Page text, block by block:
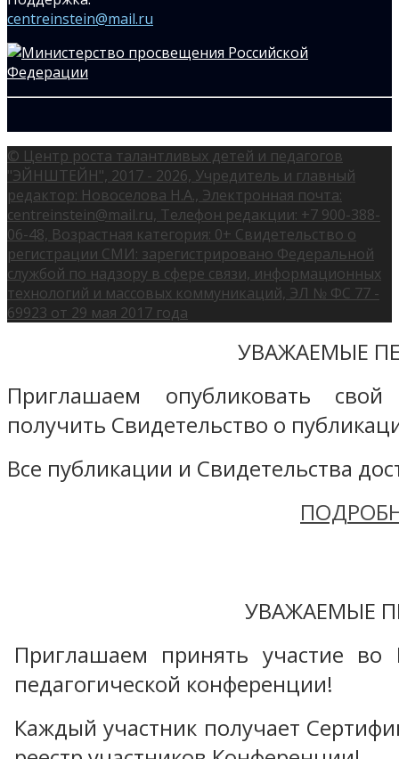
centreinstein@mail.ru
© Центр роста талантливых детей и педагогов
"ЭЙНШТЕЙН", 2017 - 2026, Учредитель и главный
редактор: Новоселова Н.А., Электронная почта:
centreinstein@mail.ru, Телефон редакции: +7 900-388-
06-48, Возрастная категория: 0+ Свидетельство о
регистрации СМИ: зарегистрировано Федеральной
службой по надзору в сфере связи, информационных
технологий и массовых коммуникаций, ЭЛ № ФС 77 -
69923 от 29 мая 2017 года
УВАЖАЕМЫЕ
Приглашаем опубликовать
получить Свидетельство о
Все публикации и Свидетельства
УВАЖАЕМЫЕ
Приглашаем принять участие во
педагогической конференции!
Каждый участник получает